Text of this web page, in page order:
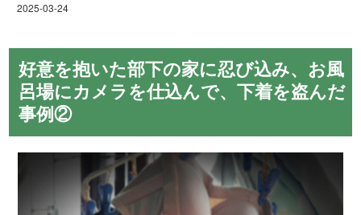
2025-03-24
好意を抱いた部下の家に忍び込み、お風
呂場にカメラを仕込んで、下着を盗んだ
事例②